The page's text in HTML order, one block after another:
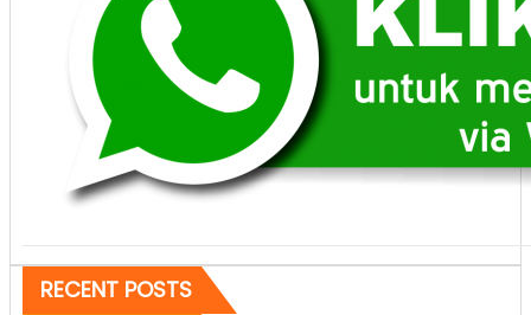
RECENT POSTS